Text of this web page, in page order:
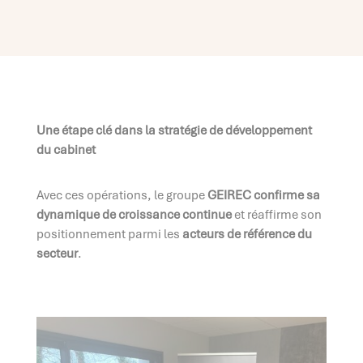
Une étape clé dans la stratégie de développement
du cabinet
Avec ces opérations, le groupe GEIREC confirme sa
dynamique de croissance continueet réaffirme son
positionnement parmi les acteurs de référence du
secteur.